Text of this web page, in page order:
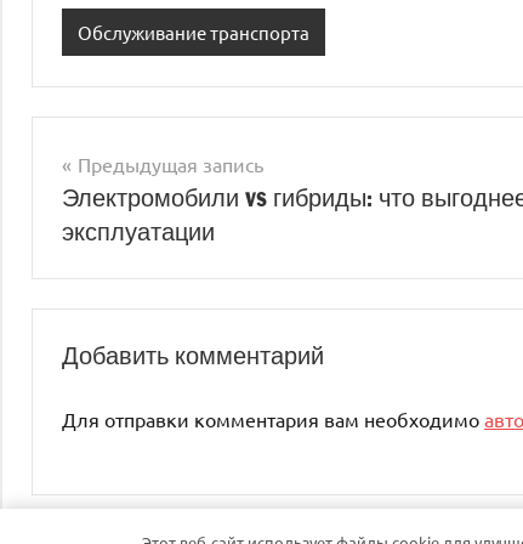
Обслуживание транспорта
Навигация
по
записям
Предыдущая запись
Электромобили vs гибриды: что
эксплуатации
Добавить комментарий
Для отправки комментария вам необходимо